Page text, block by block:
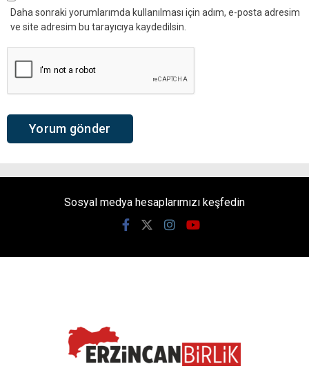
Daha sonraki yorumlarımda kullanılması için adım, e-posta adresim
ve site adresim bu tarayıcıya kaydedilsin.
Sosyal medya hesaplarımızı keşfedin